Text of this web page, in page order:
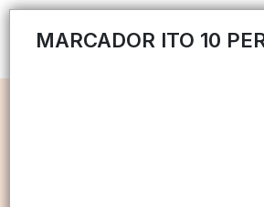
MARCADOR ITO 10